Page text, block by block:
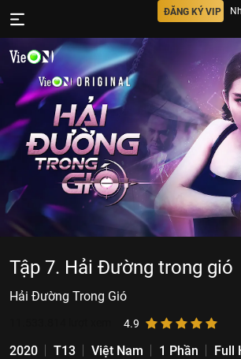
ĐĂNG KÝ VIP
Tập 7. Hải Đường trong gió
Hải Đường Trong Gió
4.9
2020 T13 Việt Nam 1 Phần
Full